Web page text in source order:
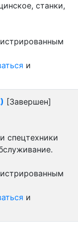
станки,
и
[Завершен]
спецтехники
и